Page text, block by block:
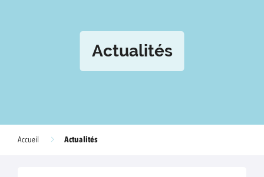
Actualités
Accueil Actualités